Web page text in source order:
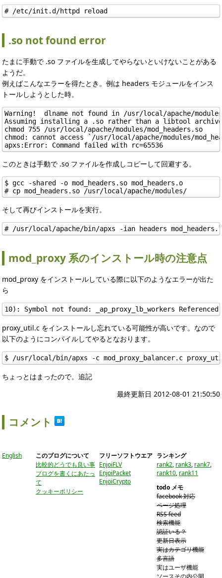
# /etc/init.d/httpd reload
.so not found error
たまに手動で .so ファイルを生成してやらないといけないことがある
ようだ。
例えばこんなエラーを得たとき。例は headers モジュールをインス
トールしようとした時。
Warning!  dlname not found in /usr/local/apache/
Assuming installing a .so rather than a libtool
chmod 755 /usr/local/apache/modules/mod_headers.so
chmod: cannot access `/usr/local/apache/modules/
apxs:Error: Command failed with rc=65536
このときは手動で .so ファイルを作成しコピーして回避する。
$ gcc -shared -o mod_headers.so mod_headers.o
# cp mod_headers.so /usr/local/apache/modules/
そして再びインストールを実行。
# /usr/local/apache/bin/apxs -ian headers
mod_proxy 系のインストール時の注意点
mod_proxy をインストールしている際に以下のようなエラーが出た
ら
10): Symbol not found: _ap_proxy_lb_workers
proxy_util.c をインストールし忘れている可能性が高いです。なので
以下のようにコンパイルしてやるとなおります。
$ /usr/local/bin/apxs -c mod_proxy_balancer.c
ちょっとはまったので。追記
最終更新日 2012-08-01 21:50:50
コメント
English
このブログについて
比較的どうでも良い事
ブログを書くにあたっ
て
クッキーポリシー
フリーソフトウエア
EnjoiFLV
EnjoiPacket
EnjoiCrypto
ランキング
rank2, rank3, rank7,
rank10, rank11
todo メモ
facebook 対応
ページ処理
RSS feed
検索機能
認証いる？
更新日表示
実はカテゴリ機能
多言語
実はユーザ機能